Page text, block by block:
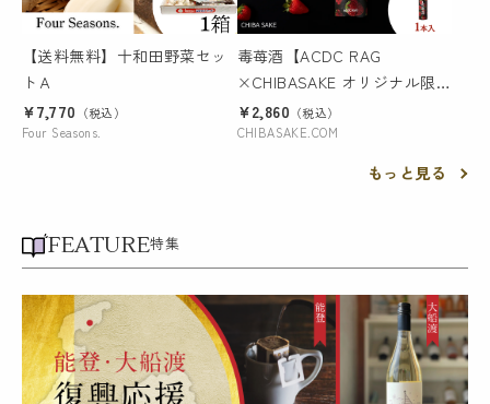
もっと見る
【送料無料】十和田野菜セッ
トＡ
¥7,770 （税込）
Four Seasons.
毒苺酒【ACDC RAG
×CHIBASAKE オリジナル限
定商品】
¥2,860 （税込）
CHIBASAKE.COM
FEATURE特集